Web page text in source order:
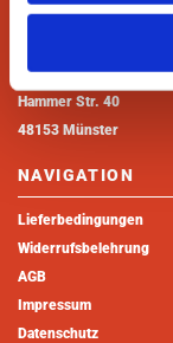
Atelier Jörg Simon
Hammer Str. 40
48153 Münster
NAVIGATION
Lieferbedingungen
Widerrufsbelehrung
AGB
Impressum
Datenschutz